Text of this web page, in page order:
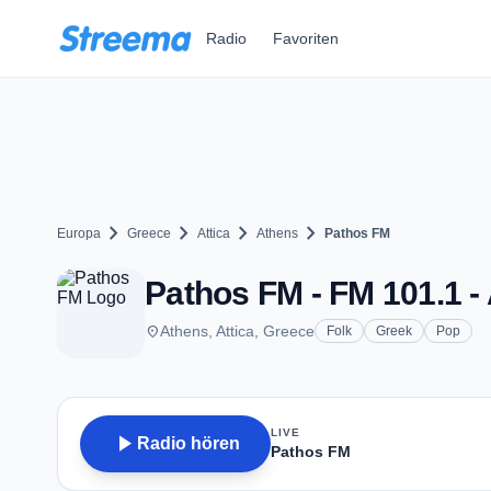
Radio Favoriten
Europa chevron_right Greece chevron_right Attica chevron_right Athens chevron_right Pathos FM
Pathos FM - FM 101.1
placeAthens, Attica, Greece Folk Greek Pop
play_arrow Radio hören
LIVE
Pathos FM